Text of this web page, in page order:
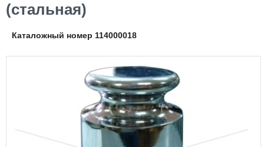
(стальная)
Каталожный номер 114000018